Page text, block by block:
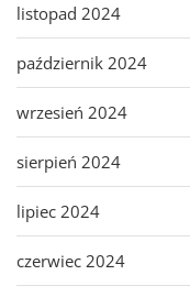
listopad 2024
październik 2024
wrzesień 2024
sierpień 2024
lipiec 2024
czerwiec 2024